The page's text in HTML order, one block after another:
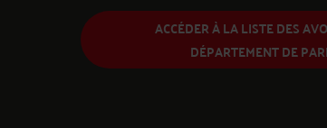
ACCÉDER À LA LISTE DES
DÉPARTEMENT DE